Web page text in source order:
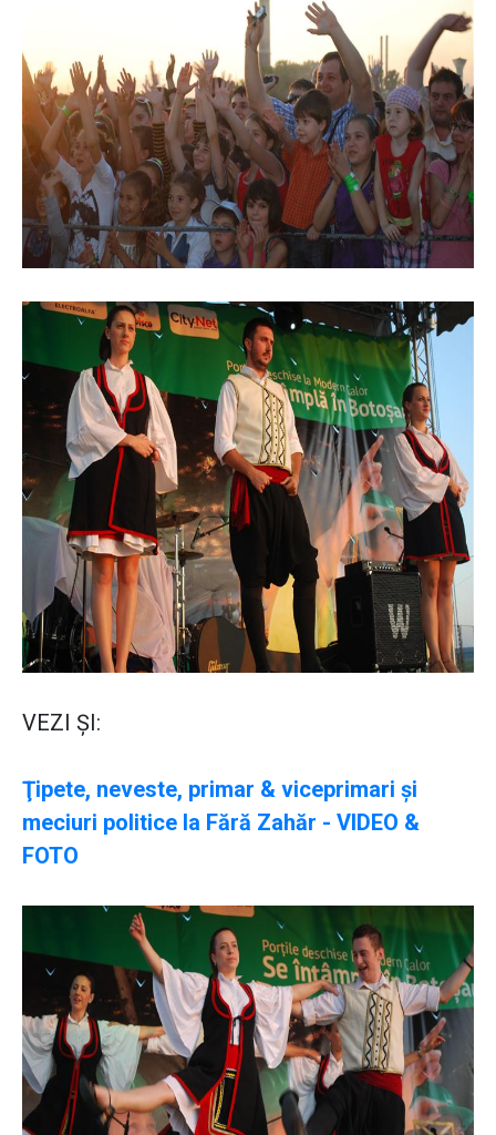
VEZI ŞI:
Ţipete, neveste, primar & viceprimari şi
meciuri politice la Fără Zahăr - VIDEO &
FOTO